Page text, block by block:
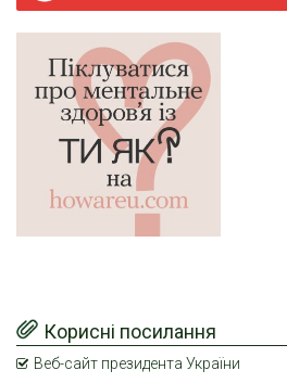
Корисні посилання
Веб-сайт президента України